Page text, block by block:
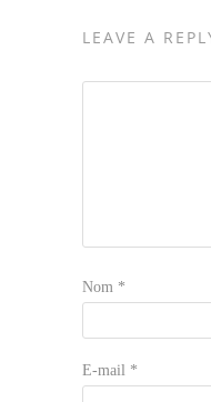
LEAVE A
Nom *
E-mail *